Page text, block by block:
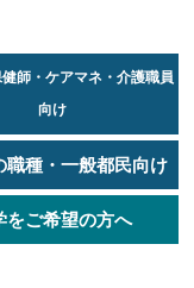
師・ケアマネ・介護職員
向け
職種・一般都民向け
をご希望の方へ